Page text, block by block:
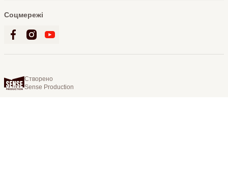
Соцмережі
Створено
Sense Production